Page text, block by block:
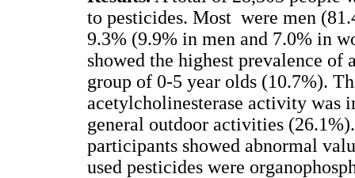
to pesticides. Most were men
9.3% (9.9% in men and 7.0% in
showed the highest prevalence
group of 0-5 year olds (10.7%).
acetylcholinesterase activity was
general outdoor activities
participants showed abnormal
used pesticides were